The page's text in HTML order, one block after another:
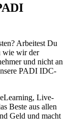
Arbeitest Du
wie wir der
und nicht an
PADI IDC-
Live-
Beste aus allen
Geld und macht